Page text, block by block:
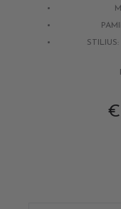
€